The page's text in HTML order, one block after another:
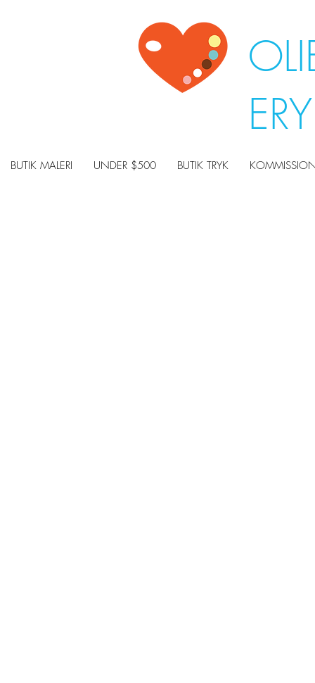
BUTIK MALERI UNDER $500 BUTIK TRYK